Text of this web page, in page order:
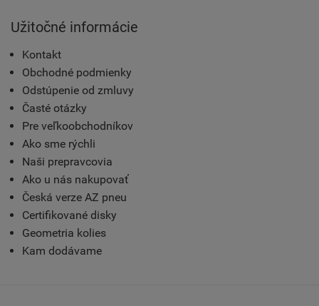
Užitočné informácie
Kontakt
Obchodné podmienky
Odstúpenie od zmluvy
Časté otázky
Pre veľkoobchodníkov
Ako sme rýchli
Naši prepravcovia
Ako u nás nakupovať
Česká verze AZ pneu
Certifikované disky
Geometria kolies
Kam dodávame